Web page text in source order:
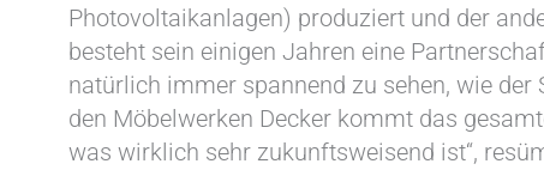
Photovoltaikanlagen) produziert und der
besteht sein einigen Jahren eine
natürlich immer spannend zu sehen, wie
den Möbelwerken Decker kommt das
was wirklich sehr zukunftsweisend ist“,